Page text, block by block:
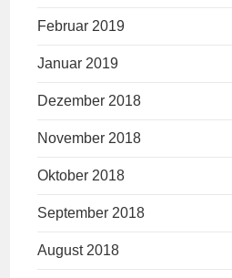
Februar 2019
Januar 2019
Dezember 2018
November 2018
Oktober 2018
September 2018
August 2018